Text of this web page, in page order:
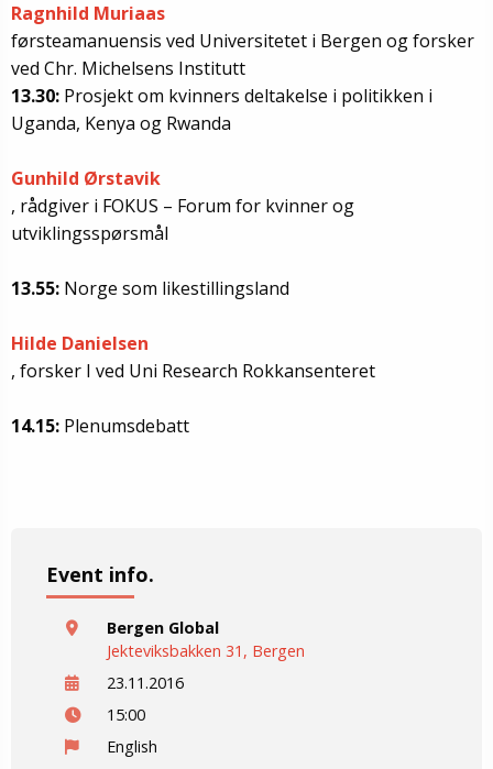
Ragnhild Muriaas
førsteamanuensis ved Universitetet i Bergen og forsker
ved Chr. Michelsens Institutt
13.30: Prosjekt om kvinners deltakelse i politikken i
Uganda, Kenya og Rwanda
Gunhild Ørstavik
, rådgiver i FOKUS – Forum for kvinner og
utviklingsspørsmål
13.55: Norge som likestillingsland
Hilde Danielsen
, forsker I ved Uni Research Rokkansenteret
14.15: Plenumsdebatt
Event info.
Bergen Global
Jekteviksbakken 31, Bergen
23.11.2016
15:00
English